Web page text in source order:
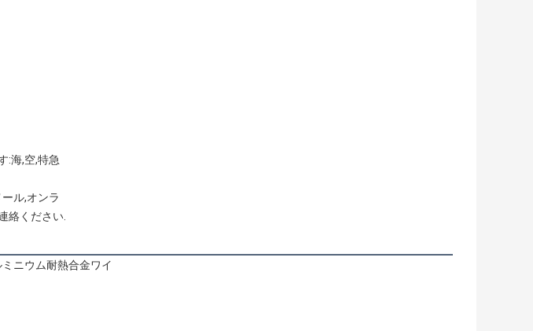
:海,空,特急
ル,オンラ
絡ください.